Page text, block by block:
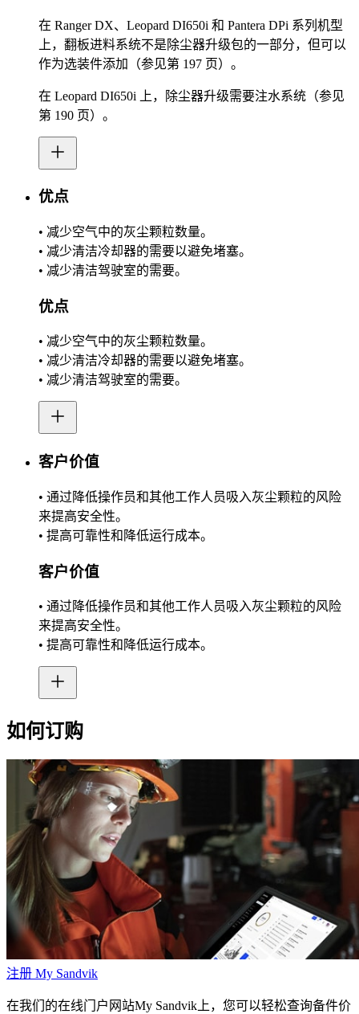
在 Ranger DX、Leopard DI650i 和 Pantera DPi 系列机型
上，翻板进料系统不是除尘器升级包的一部分，但可以
作为选装件添加（参见第 197 页）。
在 Leopard DI650i 上，除尘器升级需要注水系统（参见
第 190 页）。
优点
• 减少空气中的灰尘颗粒数量。
• 减少清洁冷却器的需要以避免堵塞。
• 减少清洁驾驶室的需要。
优点
• 减少空气中的灰尘颗粒数量。
• 减少清洁冷却器的需要以避免堵塞。
• 减少清洁驾驶室的需要。
客户价值
• 通过降低操作员和其他工作人员吸入灰尘颗粒的风险
来提高安全性。
• 提高可靠性和降低运行成本。
客户价值
• 通过降低操作员和其他工作人员吸入灰尘颗粒的风险
来提高安全性。
• 提高可靠性和降低运行成本。
如何订购
注册 My Sandvik
在我们的在线门户网站My Sandvik上，您可以轻松查询备件价